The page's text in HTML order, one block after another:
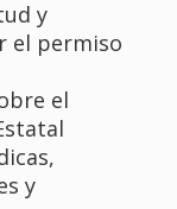
y
el permiso
el
y